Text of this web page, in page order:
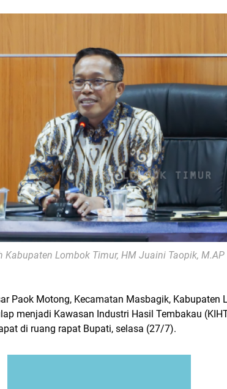
Kabupaten Lombok Timur, HM Juaini Taopik, M.AP
Paok Motong, Kecamatan Masbagik, Kabupaten
menjadi Kawasan Industri Hasil Tembakau
di ruang rapat Bupati, selasa (27/7).